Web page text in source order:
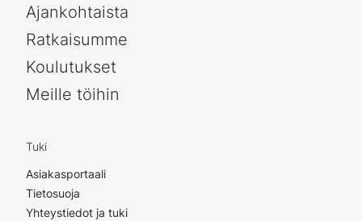
Ajankohtaista
Ratkaisumme
Koulutukset
Meille töihin
Tuki
Asiakasportaali
Tietosuoja
Yhteystiedot ja tuki